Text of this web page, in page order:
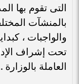
التى تقوم بها
بالمنشآت
والواجبات ،
تحت إشراف
العاملة بالوزارة